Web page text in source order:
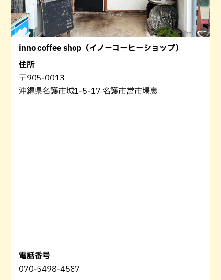
inno coffee shop（イノーコーヒーショップ）
住所
〒905-0013
沖縄県名護市城1-5-17 名護市営市場裏
電話番号
070-5498-4587